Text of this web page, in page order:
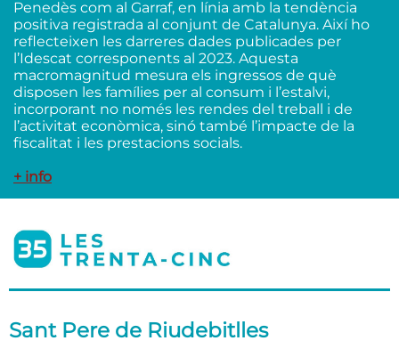
Penedès com al Garraf, en línia amb la tendència
positiva registrada al conjunt de Catalunya. Així ho
reflecteixen les darreres dades publicades per
l’Idescat corresponents al 2023. Aquesta
macromagnitud mesura els ingressos de què
disposen les famílies per al consum i l’estalvi,
incorporant no només les rendes del treball i de
l’activitat econòmica, sinó també l’impacte de la
fiscalitat i les prestacions socials.
+ info
Sant Pere de Riudebitlles